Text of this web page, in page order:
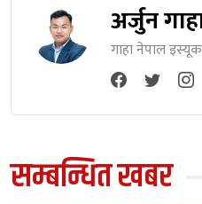
अर्जुन
गाहा नेपाल
सम्बन्धित खबर